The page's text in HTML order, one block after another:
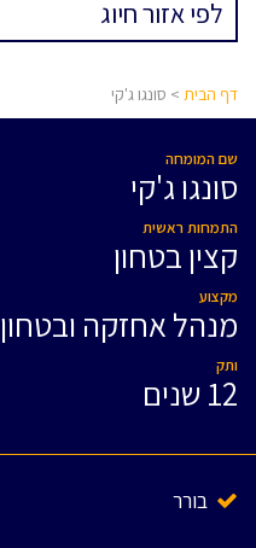
דף הבית > סונגו ג'קי
שם המומחה
סונגו ג'קי
התמחות ראשית
קצין בטחון
מקצוע
מנהל אחזקה ובטחון
ותק
12 שנים
בורר